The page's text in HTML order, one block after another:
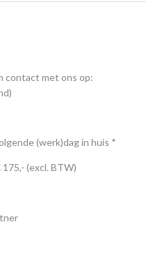
contact met ons op:
(werk)dag in huis *
(excl. BTW)